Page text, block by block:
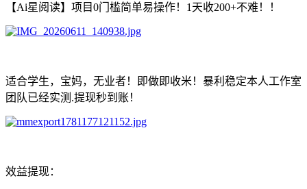
【Ai星阅读】项目0门槛简单易操作！1天收200+不难！！
适合学生，宝妈，无业者！即做即收米！暴利稳定本人工作室
团队已经实测.提现秒到账！
效益提现：